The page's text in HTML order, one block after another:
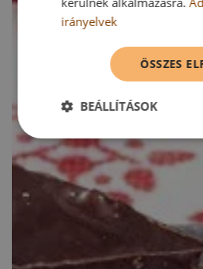
irányelvek
ÖSSZES
BEÁLLÍTÁSOK